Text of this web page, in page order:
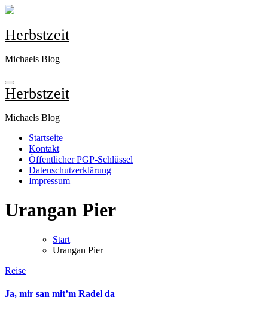
Zum
springen
Herbstzeit
Michaels Blog
Herbstzeit
Michaels Blog
Startseite
Kontakt
Öffentlicher PGP-Schlüssel
Datenschutzerklärung
Impressum
Urangan Pier
Start
Urangan Pier
Reise
Ja, mir san mit’m Radel da